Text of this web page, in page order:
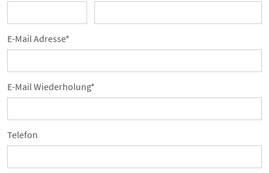
E-Mail Adresse*
E-Mail Wiederholung*
Telefon